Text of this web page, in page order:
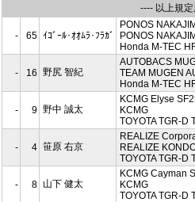
---- 以上規
- 65 ｲｺﾞｰﾙ･ｵｵﾑﾗ･ﾌﾗｶﾞ
PONOS
PONOS
Honda M-TEC
- 16 野尻 智紀
AUTOBACS
TEAM MUGEN
Honda M-TEC
- 9 野中 誠太
KCMG Elyse
KCMG
TOYOTA TGR-D
- 4 笹原 右京
REALIZE
REALIZE
TOYOTA TGR-D
- 8 山下 健太
KCMG Cayman
KCMG
TOYOTA TGR-D